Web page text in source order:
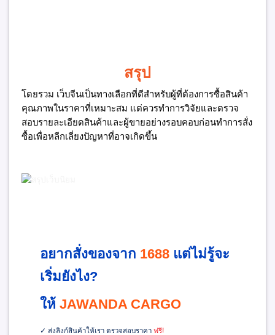
สรุป
โดยรวม เว็บจีนเป็นทางเลือกที่ดีสำหรับผู้ที่ต้องการซื้อสินค้า
คุณภาพในราคาที่เหมาะสม แต่ควรทำการวิจัยและตรวจ
สอบรายละเอียดสินค้าและผู้ขายอย่างรอบคอบก่อนทำการสั่ง
ซื้อเพื่อหลีกเลี่ยงปัญหาที่อาจเกิดขึ้น
อยากสั่งของจาก 1688 แต่ไม่รู้จะ
เริ่มยังไง?
ให้ JAWANDA CARGO
✓ ส่งลิงก์สินค้าให้เรา ตรวจสอบราคาฟรี!